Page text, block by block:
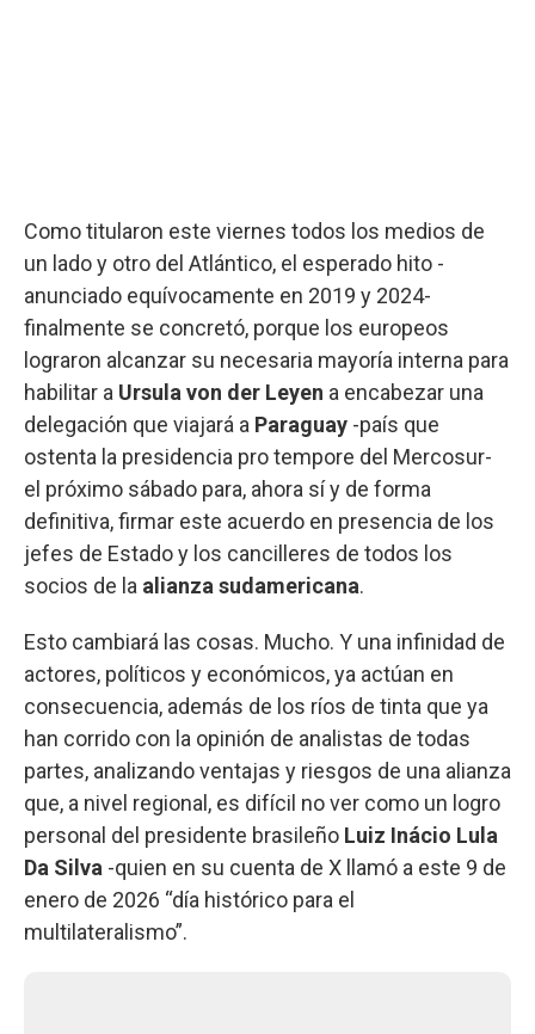
Como titularon este viernes todos los medios de
un lado y otro del Atlántico, el esperado hito -
anunciado equívocamente en 2019 y 2024-
finalmente se concretó, porque los europeos
lograron alcanzar su necesaria mayoría interna para
habilitar a Ursula von der Leyen a encabezar una
delegación que viajará a Paraguay -país que
ostenta la presidencia pro tempore del Mercosur-
el próximo sábado para, ahora sí y de forma
definitiva, firmar este acuerdo en presencia de los
jefes de Estado y los cancilleres de todos los
socios de la alianza sudamericana.
Esto cambiará las cosas. Mucho. Y una infinidad de
actores, políticos y económicos, ya actúan en
consecuencia, además de los ríos de tinta que ya
han corrido con la opinión de analistas de todas
partes, analizando ventajas y riesgos de una alianza
que, a nivel regional, es difícil no ver como un logro
personal del presidente brasileño Luiz Inácio Lula
Da Silva -quien en su cuenta de X llamó a este 9 de
enero de 2026 “día histórico para el
multilateralismo”.